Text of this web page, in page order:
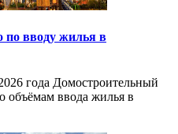
по вводу жилья в
года Домостроительный
объёмам ввода жилья в